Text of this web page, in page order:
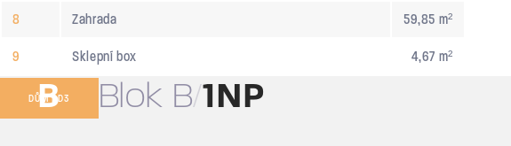
8 Zahrada 59,85 m²
9 Sklepní box 4,67 m²
DŮM BD3
B Blok B 1NP